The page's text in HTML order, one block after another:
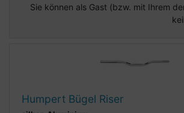
Sie können als Gast (bzw. mit Ihrem
Humpert Bügel Riser